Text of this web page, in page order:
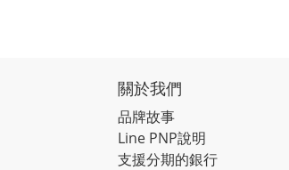
關於我們
品牌故事
Line PNP說明
支援分期的銀行